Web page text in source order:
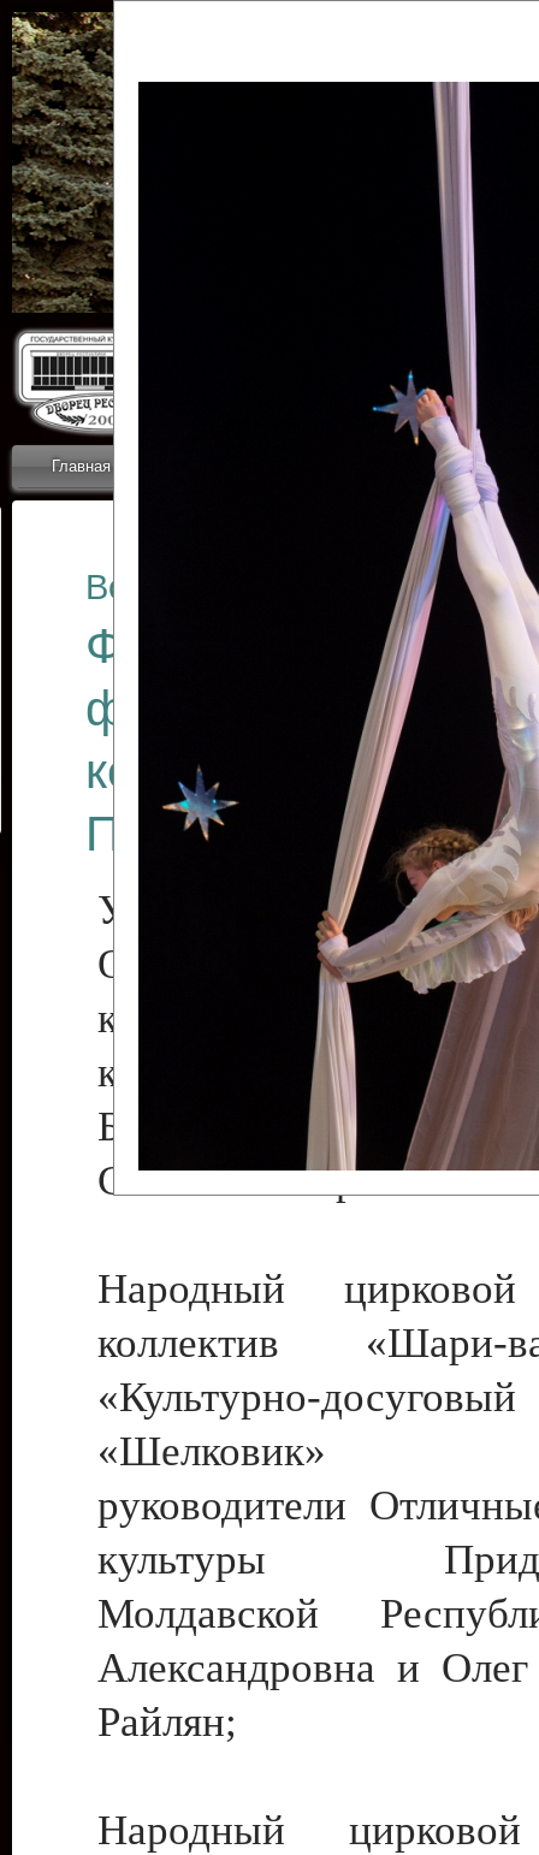
Главная Новости
ОТЧЕТЫ ГКЦ
Все отчеты
Финал
фестиваля
коллективов
Приднестровского
Участники фестиваля:
Образцовый
коллектив
культуры с.
Бендеры ,
Светлана Георгиевна
Народный цирковой
коллектив
«Культурно-
«Шелковик»
руководители
культуры
Молдавской
Александровна и
Райлян;
Народный цирковой